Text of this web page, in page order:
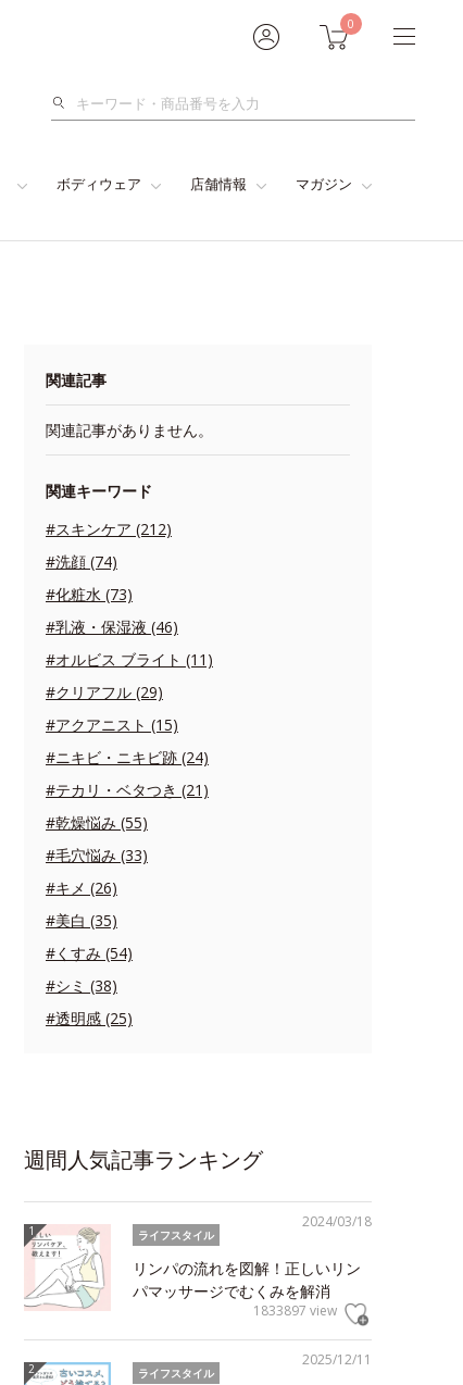
0
検
ボディウェア 店舗情報 マガジン
関連記事
関連記事がありません。
関連キーワード
#スキンケア (212)
#洗顔 (74)
#化粧水 (73)
#乳液・保湿液 (46)
#オルビス ブライト (11)
#クリアフル (29)
#アクアニスト (15)
#ニキビ・ニキビ跡 (24)
#テカリ・ベタつき (21)
#乾燥悩み (55)
#毛穴悩み (33)
#キメ (26)
#美白 (35)
#くすみ (54)
#シミ (38)
#透明感 (25)
週間人気記事ランキング
2024/03/18
ライフスタイル
リンパの流れを図解！正しいリン
パマッサージでむくみを解消
1833897 view
2025/12/11
ライフスタイル